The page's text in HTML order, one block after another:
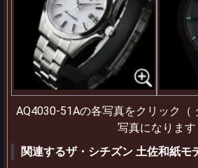
AQ4030-51Aの各写真をクリック（
写真になります
関連するザ・シチズン 土佐和紙モ